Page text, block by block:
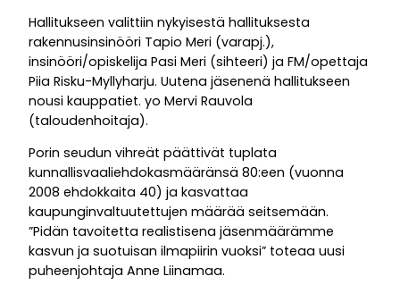
Hallitukseen valittiin nykyisestä hallituksesta
rakennusinsinööri Tapio Meri (varapj.),
insinööri/opiskelija Pasi Meri (sihteeri) ja FM/opettaja
Piia Risku-Myllyharju. Uutena jäsenenä hallitukseen
nousi kauppatiet. yo Mervi Rauvola
(taloudenhoitaja).
Porin seudun vihreät päättivät tuplata
kunnallisvaaliehdokasmääränsä 80:een (vuonna
2008 ehdokkaita 40) ja kasvattaa
kaupunginvaltuutettujen määrää seitsemään.
”Pidän tavoitetta realistisena jäsenmäärämme
kasvun ja suotuisan ilmapiirin vuoksi” toteaa uusi
puheenjohtaja Anne Liinamaa.